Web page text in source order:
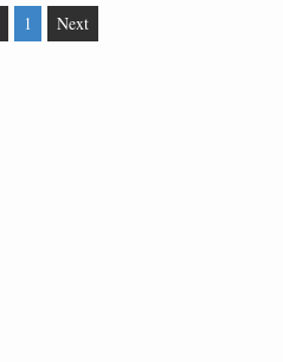
1 Next